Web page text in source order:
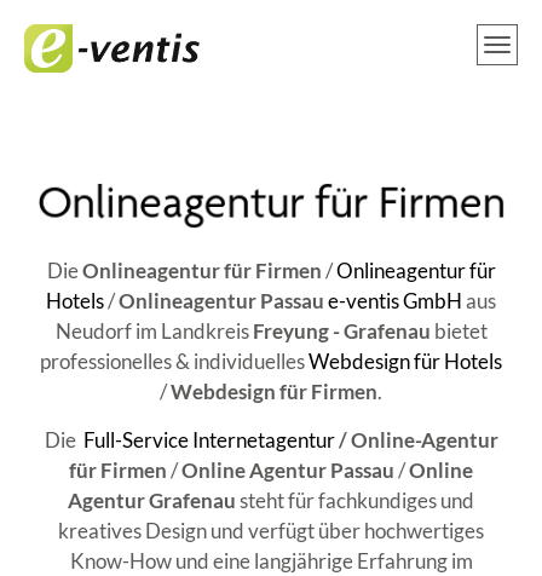
DieOnlineagentur für Firmen/Onlineagentur für
Hotels/Onlineagentur Passaue-ventis GmbHaus
Neudorf im LandkreisFreyung - Grafenau bietet
professionelles & individuellesWebdesign für Hotels
/Webdesign für Firmen.
Die Full-Service Internetagentur/ Online-Agentur
für Firmen/Online Agentur Passau/Online
Agentur Grafenausteht für fachkundiges und
kreatives Design und verfügt über hochwertiges
Know-How und eine langjährige Erfahrung im